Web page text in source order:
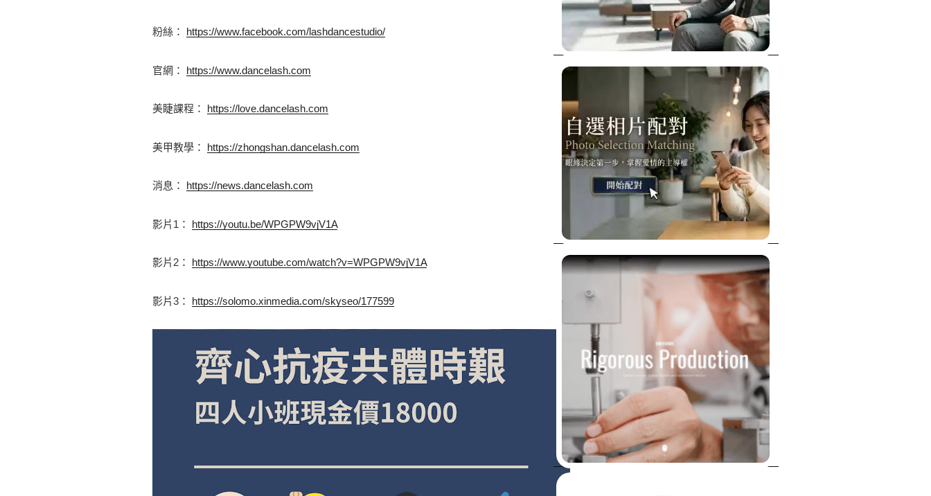
粉絲： https://www.facebook.com/lashdancestudio/
官網： https://www.dancelash.com
美睫課程： https://love.dancelash.com
美甲教學： https://zhongshan.dancelash.com
消息： https://news.dancelash.com
影片1： https://youtu.be/WPGPW9vjV1A
影片2： https://www.youtube.com/watch?v=WPGPW9vjV1A
影片3： https://solomo.xinmedia.com/skyseo/177599